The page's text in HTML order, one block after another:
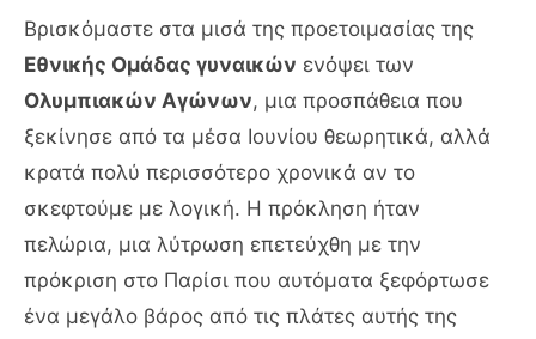
Βρισκόμαστε στα μισά της προετοιμασίας της
Εθνικής Ομάδας γυναικών ενόψει των
Ολυμπιακών Αγώνων, μια προσπάθεια που
ξεκίνησε από τα μέσα Ιουνίου θεωρητικά, αλλά
κρατά πολύ περισσότερο χρονικά αν το
σκεφτούμε με λογική. Η πρόκληση ήταν
πελώρια, μια λύτρωση επετεύχθη με την
πρόκριση στο Παρίσι που αυτόματα ξεφόρτωσε
ένα μεγάλο βάρος από τις πλάτες αυτής της